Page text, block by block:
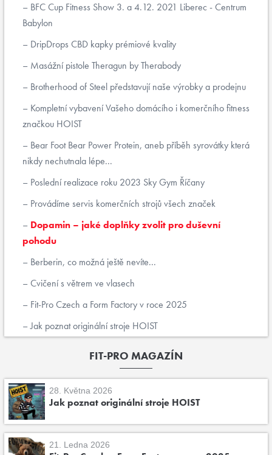
BFC Cup Fitness Show 3. a 4.12. 2021 Liberec - Centrum
Babylon
DripDrops CBD kapky prémiové kvality
Masážní pistole Theragun by Therabody
Brotherhood of Steel představují naše výrobky a prodejnu
Kompletní vybavení Vašeho domácího i komerčního fitness
značkou HOIST
Bear Foot Bear Power Protein, aneb příběh syrovátky která
nikdy nechutnala lépe...
Poslední realizace roku 2023 Sky Gym Říčany
Provádíme servis komerčních strojů všech značek
Dopamin – jaké doplňky zvolit pro duševní
pohodu
Berberin, co možná ještě nevíte...
Cvičení s větrem ve vlasech
Fit-Pro Czech a Form Factory v roce 2025
Jak poznat originální stroje HOIST
FIT-PRO MAGAZÍN
28. Května 2026
Jak poznat originální stroje HOIST
21. Ledna 2026